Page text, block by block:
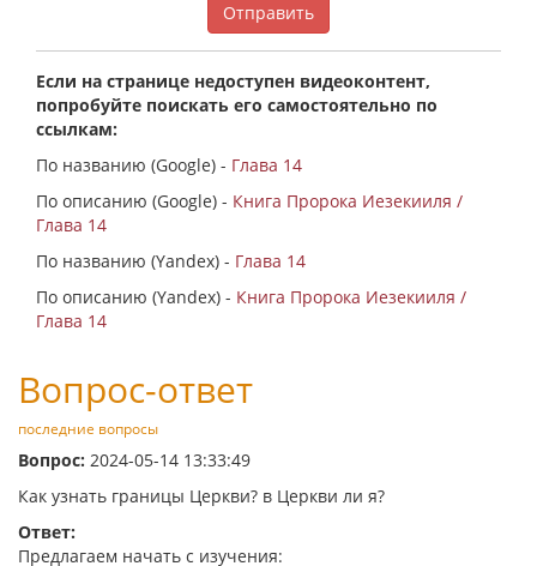
Отправить
Если на странице недоступен видеоконтент,
попробуйте поискать его самостоятельно по
ссылкам:
По названию (Google) - Глава 14
По описанию (Google) - Книга Пророка Иезекииля /
Глава 14
По названию (Yandex) - Глава 14
По описанию (Yandex) - Книга Пророка Иезекииля /
Глава 14
Вопрос-ответ
последние вопросы
Вопрос: 2024-05-14 13:33:49
Как узнать границы Церкви? в Церкви ли я?
Ответ:
Предлагаем начать с изучения: